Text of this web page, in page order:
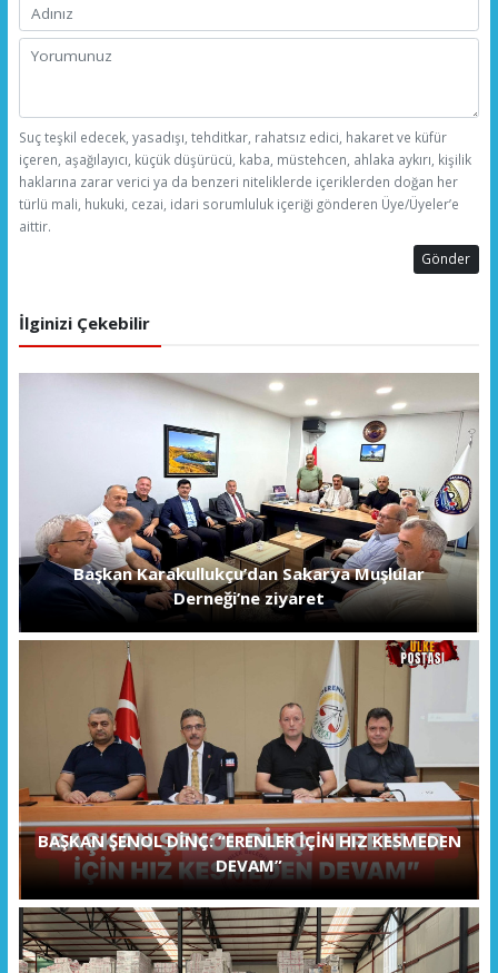
Suç teşkil edecek, yasadışı, tehditkar, rahatsız edici, hakaret ve küfür
içeren, aşağılayıcı, küçük düşürücü, kaba, müstehcen, ahlaka aykırı, kişilik
haklarına zarar verici ya da benzeri niteliklerde içeriklerden doğan her
türlü mali, hukuki, cezai, idari sorumluluk içeriği gönderen Üye/Üyeler’e
aittir.
Gönder
İlginizi Çekebilir
Başkan Karakullukçu’dan Sakarya Muşlular
Derneği’ne ziyaret
BAŞKAN ŞENOL DİNÇ: “ERENLER İÇİN HIZ KESMEDEN
DEVAM”